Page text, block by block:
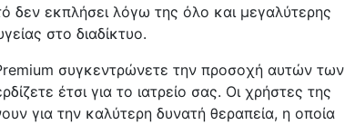
δεν εκπλήσει λόγω της όλο και μεγαλύτερης
στο διαδίκτυο.
συγκεντρώνετε την προσοχή αυτών των
έτσι για το ιατρείο σας. Οι χρήστες της
για την καλύτερη δυνατή θεραπεία, η οποία